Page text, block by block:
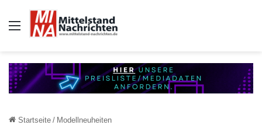
Auswahl
Startseite / Modellneuheiten